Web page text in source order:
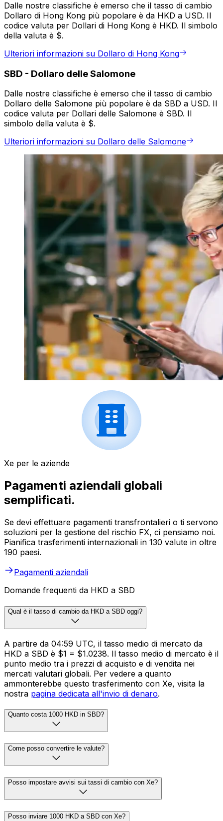
Dalle nostre classifiche è emerso che il tasso di cambio
Dollaro di Hong Kong più popolare è da HKD a USD. Il
codice valuta per Dollari di Hong Kong è HKD. Il simbolo
della valuta è $.
Ulteriori informazioni su Dollaro di Hong Kong
SBD - Dollaro delle Salomone
Dalle nostre classifiche è emerso che il tasso di cambio
Dollaro delle Salomone più popolare è da SBD a USD. Il
codice valuta per Dollari delle Salomone è SBD. Il
simbolo della valuta è $.
Ulteriori informazioni su Dollaro delle Salomone
Xe per le aziende
Pagamenti aziendali globali
semplificati.
Se devi effettuare pagamenti transfrontalieri o ti servono
soluzioni per la gestione del rischio FX, ci pensiamo noi.
Pianifica trasferimenti internazionali in 130 valute in oltre
190 paesi.
Pagamenti aziendali
Domande frequenti da HKD a SBD
Qual è il tasso di cambio da HKD a SBD oggi?
A partire da 04:59 UTC, il tasso medio di mercato da
HKD a SBD è $1 = $1.0238. Il tasso medio di mercato è il
punto medio tra i prezzi di acquisto e di vendita nei
mercati valutari globali. Per vedere a quanto
ammonterebbe questo trasferimento con Xe, visita la
nostra pagina dedicata all'invio di denaro.
Quanto costa 1000 HKD in SBD?
Come posso convertire le valute?
Posso impostare avvisi sui tassi di cambio con Xe?
Posso inviare 1000 HKD a SBD con Xe?